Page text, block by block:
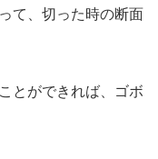
て、切った時の断面
とができれば、ゴボ